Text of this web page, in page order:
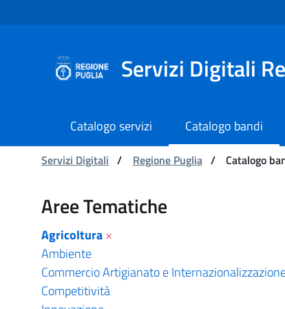
Navigation
Servizi Digitali
Catalogo servizi Catalogo bandi
You are:
Servizi Digitali / Regione Puglia / Catalogo
Catalogo bandi -
Aree Tematiche
Agricoltura×
Ambiente
Commercio Artigianato e
Competitività